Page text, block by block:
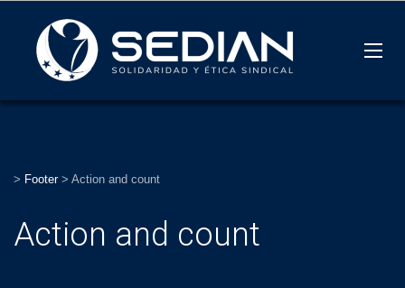
> Footer> Action and count
Action and count